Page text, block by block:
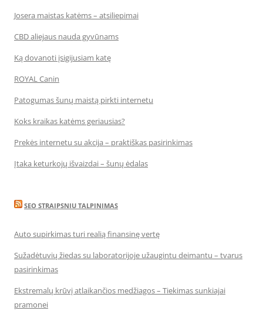
Josera maistas katėms – atsiliepimai
CBD aliejaus nauda gyvūnams
Ką dovanoti įsigijusiam katę
ROYAL Canin
Patogumas šunų maistą pirkti internetu
Koks kraikas katėms geriausias?
Prekės internetu su akcija – praktiškas pasirinkimas
Įtaka keturkojų išvaizdai – šunų ėdalas
SEO STRAIPSNIU TALPINIMAS
Auto supirkimas turi realią finansinę vertę
Sužadėtuvių žiedas su laboratorijoje užaugintu deimantu – tvarus
pasirinkimas
Ekstremalų krūvį atlaikančios medžiagos – Tiekimas sunkiajai
pramonei